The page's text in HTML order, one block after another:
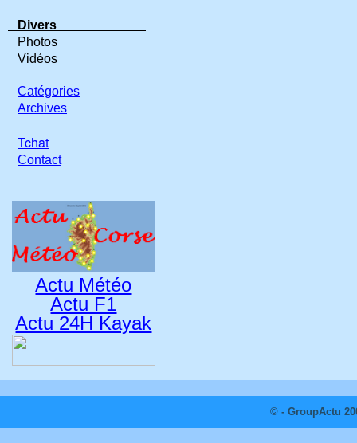
Divers
Photos
Vidéos
Catégories
Archives
Tchat
Contact
Actu Météo
Actu F1
Actu 24H Kayak
© - GroupActu